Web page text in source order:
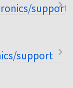
support
support